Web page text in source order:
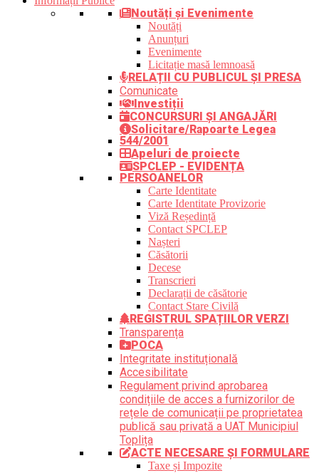
Noutăți și Evenimente
Noutăți
Anunțuri
Evenimente
Licitație masă lemnoasă
RELAȚII CU PUBLICUL ȘI PRESA
Comunicate
Investiții
CONCURSURI ȘI ANGAJĂRI
Solicitare/Rapoarte Legea
544/2001
Apeluri de proiecte
SPCLEP - EVIDENȚA
PERSOANELOR
Carte Identitate
Carte Identitate Provizorie
Viză Reședință
Contact SPCLEP
Nașteri
Căsătorii
Decese
Transcrieri
Declarații de căsătorie
Contact Stare Civilă
REGISTRUL SPAȚIILOR VERZI
Transparența
POCA
Integritate instituțională
Accesibilitate
Regulament privind aprobarea
condițiile de acces a furnizorilor de
rețele de comunicații pe proprietatea
publică sau privată a UAT Municipiul
Toplița
ACTE NECESARE ȘI FORMULARE
Taxe și Impozite